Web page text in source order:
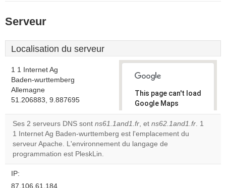
Serveur
Localisation du serveur
1 1 Internet Ag
Baden-wurttemberg
Allemagne
51.206883, 9.887695
This page can't load
Google Maps
correctly.
Do you
own this
Ses 2 serveurs DNS sont ns61.1and1.fr, et ns62.1and1.fr. 1
1 Internet Ag Baden-wurttemberg est l'emplacement du
serveur Apache. L'environnement du langage de
programmation est PleskLin.
IP:
87.106.61.184